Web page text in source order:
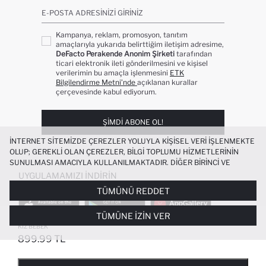
%100 PAMUK A KESIM JEAN MINI ETEK
KIZ BEBEK
899.99 TL
E-POSTA ADRESINIZI GIRINIZ
Kampanya, reklam, promosyon, tanıtım
amaçlarıyla yukarıda belirttiğim iletişim adresime,
DeFacto Perakende Anonim Şirketi tarafından
ticari elektronik ileti gönderilmesini ve kişisel
verilerimin bu amaçla işlenmesini ETK
Bilgilendirme Metni’nde açıklanan kurallar
çerçevesinde kabul ediyorum.
ŞIMDI ABONE OL!
UYGULAMAMIZI İNDIRIN
POPÜLER KATEGORILER
İNTERNET SITEMIZDE ÇEREZLER YOLUYLA KIŞISEL VERI IŞLENMEKTE
OLUP; GEREKLI OLAN ÇEREZLER, BILGI TOPLUMU HIZMETLERININ
SUNULMASI AMACIYLA KULLANILMAKTADIR. DIĞER BIRINCI VE
ÜÇÜNCÜ TARAF ÇEREZLER ISE SIZE DAHA IYI BIR ALIŞVERIŞ
DENEYIMI SUNULABILMESI, SITEMIZIN DAHA IŞLEVSEL KILINMASI VE
KIŞISELLEŞTIRMESI VE AÇIK RIZA VERMENIZ HALINDE, SIZLERE
YÖNELIK PAZARLAMA FAALIYETLERININ YAPILMASI AMAÇLARIYLA
SINIRLI OLARAK KULLANILACAKTIR. ÇEREZLERE DAIR TERCIHLERINIZI
ÇEREZ TERCIHLERIPANELI ARACILIĞIYLA HER ZAMAN YÖNETEBILIR,
ÇEREZLERLE ILGILI DAHA DETAYLI BILGIYE
TÜMÜNÜ REDDET
TÜMÜNE İZIN VER